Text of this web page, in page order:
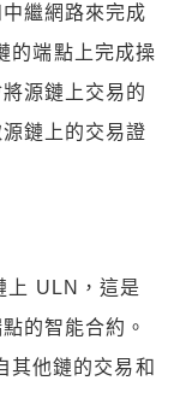
繼網路來完成
的端點上完成操
源鏈上交易的
鏈上的交易證
上 ULN，這是
的智能合約。
其他鏈的交易和